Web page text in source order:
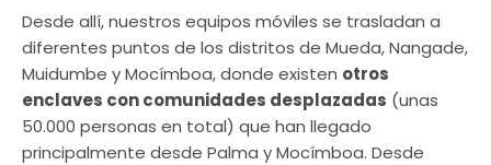
Desde allí, nuestros equipos móviles se trasladan a
diferentes puntos de los distritos de Mueda, Nangade,
Muidumbe y Mocímboa, donde existen otros
enclaves con comunidades desplazadas (unas
50.000 personas en total) que han llegado
principalmente desde Palma y Mocímboa. Desde